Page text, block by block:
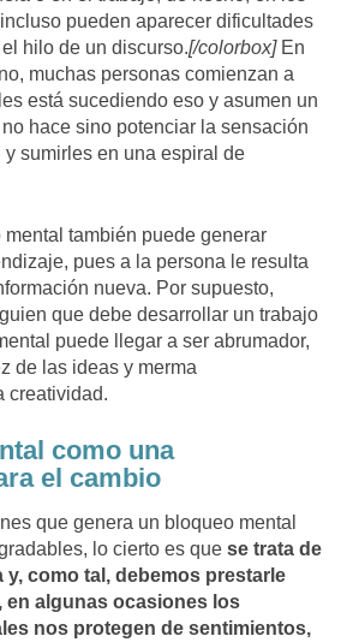
pueden aparecer dificultades
hilo de un discurso.[/colorbox] En
muchas personas comienzan a
está sucediendo eso y asumen un
hace sino potenciar la sensación
sumirles en una espiral de
también puede generar
pues a la persona le resulta
nueva. Por supuesto,
que debe desarrollar un trabajo
puede llegar a ser abrumador,
de las ideas y merma
creatividad.
como una
el cambio
que genera un bloqueo mental
lo cierto es que se trata de
y, como tal, debemos prestarle
en algunas ocasiones los
nos protegen de sentimientos,